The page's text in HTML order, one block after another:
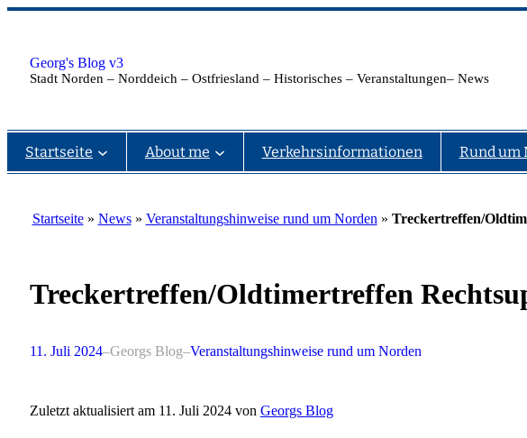
Zum
Georg's Blog v3
Stadt Norden – Norddeich – Ostfriesland – Historisches – Veranstaltungen– News
Startseite About me Verkehrsinformationen Rund um
Startseite» News» Veranstaltungshinweise rund um Norden » Treckertreffen/
Treckertreffen/Oldtimertreffen
11. Juli 2024–Georgs Blog–Veranstaltungshinweise rund um Norden
Zuletzt aktualisiert am 11. Juli 2024 von Georgs Blog